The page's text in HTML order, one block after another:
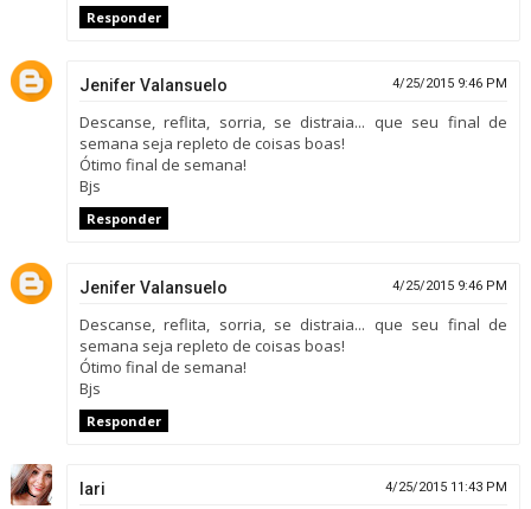
Responder
Jenifer Valansuelo 4/25/2015 9:46 PM
Descanse, reflita, sorria, se distraia... que seu final de
semana seja repleto de coisas boas!
Ótimo final de semana!
Bjs
Responder
Jenifer Valansuelo 4/25/2015 9:46 PM
Descanse, reflita, sorria, se distraia... que seu final de
semana seja repleto de coisas boas!
Ótimo final de semana!
Bjs
Responder
lari 4/25/2015 11:43 PM